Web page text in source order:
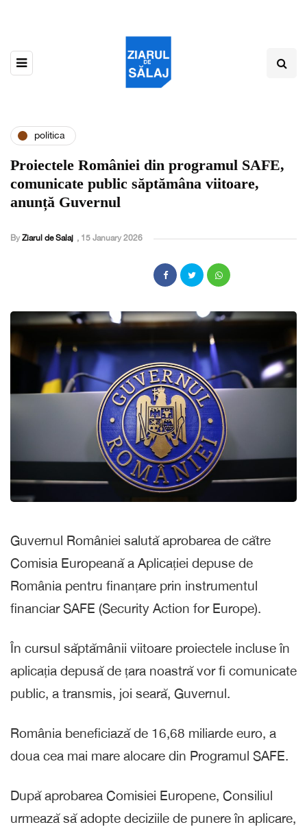
politica
Proiectele României din programul SAFE,
comunicate public săptămâna viitoare,
anunță Guvernul
By Ziarul de Salaj , 15 January 2026
Guvernul României salută aprobarea de către
Comisia Europeană a Aplicației depuse de
România pentru finanțare prin instrumentul
financiar SAFE (Security Action for Europe).
În cursul săptămânii viitoare proiectele incluse în
aplicația depusă de țara noastră vor fi comunicate
public, a transmis, joi seară, Guvernul.
România beneficiază de 16,68 miliarde euro, a
doua cea mai mare alocare din Programul SAFE.
După aprobarea Comisiei Europene, Consiliul
urmează să adopte deciziile de punere în aplicare,